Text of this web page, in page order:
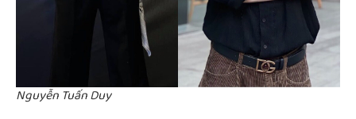
Nguyễn Tuấn Duy